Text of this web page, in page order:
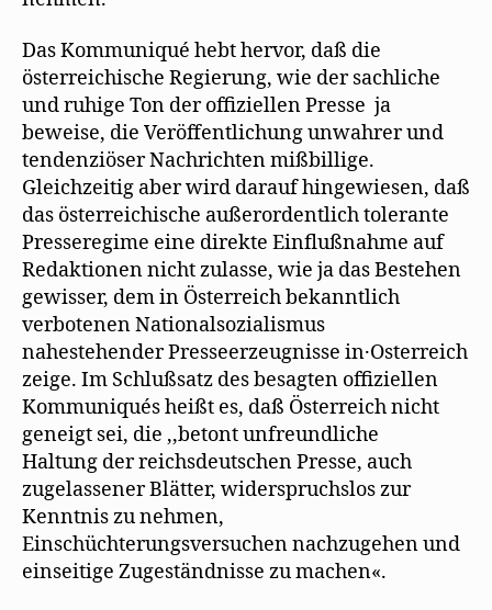
Das Kommuniqué hebt hervor, daß die
österreichische Regierung, wie der sachliche
und ruhige Ton der offiziellen Presse ja
beweise, die Veröffentlichung unwahrer und
tendenziöser Nachrichten mißbillige.
Gleichzeitig aber wird darauf hingewiesen, daß
das österreichische außerordentlich tolerante
Presseregime eine direkte Einflußnahme auf
Redaktionen nicht zulasse, wie ja das Bestehen
gewisser, dem in Österreich bekanntlich
verbotenen Nationalsozialismus
nahestehender Presseerzeugnisse in·Osterreich
zeige. Im Schlußsatz des besagten offiziellen
Kommuniqués heißt es, daß Österreich nicht
geneigt sei, die ,,betont unfreundliche
Haltung der reichsdeutschen Presse, auch
zugelassener Blätter, widerspruchslos zur
Kenntnis zu nehmen,
Einschüchterungsversuchen nachzugehen und
einseitige Zugeständnisse zu machen«.